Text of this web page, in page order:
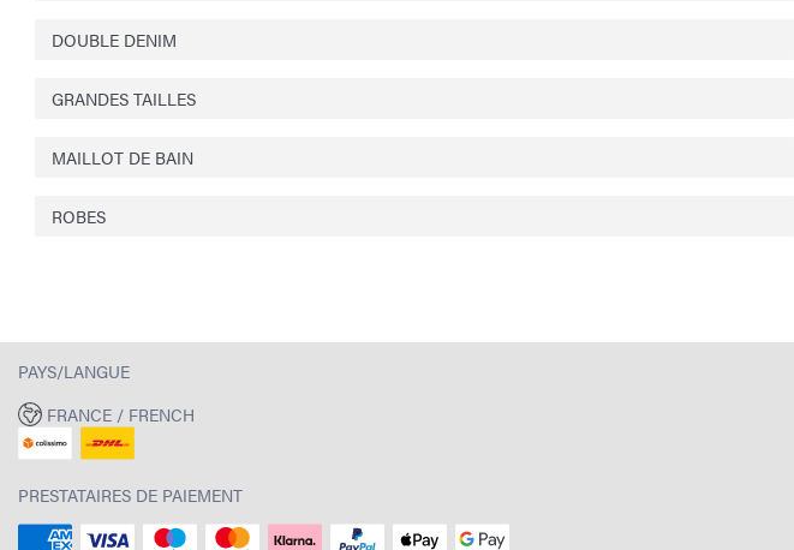
DOUBLE DENIM
GRANDES TAILLES
MAILLOT DE BAIN
ROBES
PAYS/LANGUE
FRANCE / FRENCH
PRESTATAIRES DE PAIEMENT